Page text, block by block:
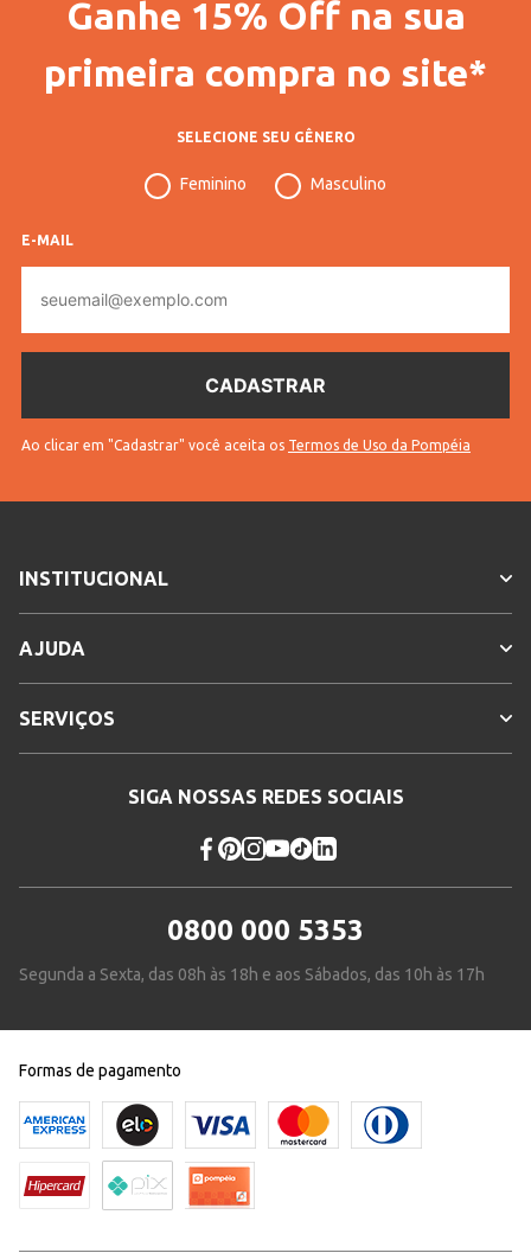
Código Completo 10308506642001
Idade Juvenil
Longa
Tricot
Cores
Ganhe 15% Off na sua
primeira compra no site*
SELECIONE SEU GÊNERO
Feminino Masculino
E-MAIL
mail
Ao clicar em "Cadastrar" você aceita os Termos de Uso da Pompéia
INSTITUCIONAL
AJUDA
SERVIÇOS
SIGA NOSSAS REDES SOCIAIS
0800 000 5353
Segunda a Sexta, das 08h às 18h e aos Sábados, das 10h às 17h
Formas de pagamento